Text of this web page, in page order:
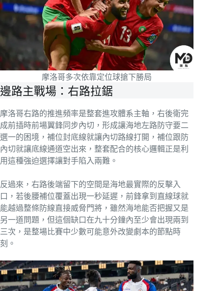
摩洛哥多次依靠定位球搶下勝局
邊路主戰場：右路拉鋸
摩洛哥右路的推進頻率是整套進攻體系主軸，右後衛完
成前插時前場翼鋒同步內切，形成讓海地左路防守要二
選一的困境，補位封底線就讓內切路線打開，補位跟防
內切就讓底線通道空出來，整套配合的核心邏輯正是利
用這種強迫選擇讓對手陷入兩難。
反過來，右路後端留下的空間是海地最實際的反擊入
口，若後腰補位覆蓋出現一秒延遲，前鋒拿到直線球就
能越過整條防線直接威脅門將，雖然海地能否把握又是
另一道問題，但這個缺口在九十分鐘內至少會出現兩到
三次，是整場比賽中少數可能意外改變劇本的節點時
刻。